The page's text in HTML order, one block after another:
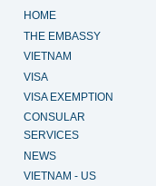
HOME
THE EMBASSY
VIETNAM
VISA
VISA EXEMPTION
CONSULAR
SERVICES
NEWS
VIETNAM - US